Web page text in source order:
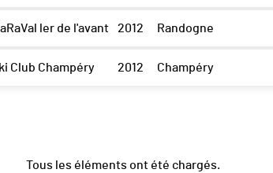
ler de l'avant 2012 Randogne
Club Champéry 2012 Champéry
Tous les éléments ont été chargés.